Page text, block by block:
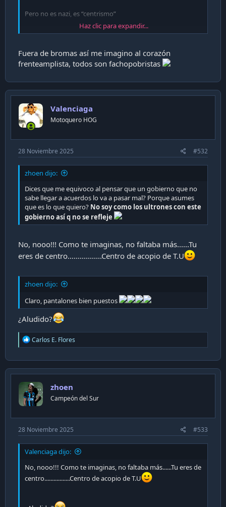
Pero no es nazi, es “centrismo”
Haz clic para expandir...
Fuera de bromas así me imagino al corazón
frenteamplista, todos son fachopobristas
Valenciaga
Motoquero HOG
28 Noviembre 2025 #532
zhoen dijo:
Dices que me equivoco al pensar que un gobierno que no
sabe llegar a acuerdos lo va a pasar mal? Porque asumes
que es lo que quiero? No soy como los ultrones con este
gobierno así q no se refleje
No, nooo!!! Como te imaginas, no faltaba más......Tu
eres de centro.................Centro de acopio de T.U
zhoen dijo:
Claro, pantalones bien puestos
¿Aludido?
R
e
c
t
o
n
s
Carlos E. Flores
zhoen
Campeón del Sur
28 Noviembre 2025 #533
Valenciaga dijo:
No, nooo!!! Como te imaginas, no faltaba más......Tu eres de
centro.................Centro de acopio de T.U